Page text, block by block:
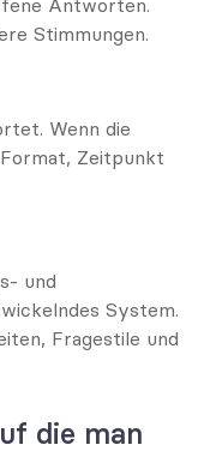
Antworten.
Stimmungen.
Wenn die
Zeitpunkt
und
System.
Fragestile und
die man